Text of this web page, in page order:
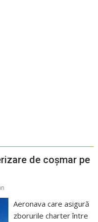
de coșmar pe
Aeronava care asigură
zborurile charter între